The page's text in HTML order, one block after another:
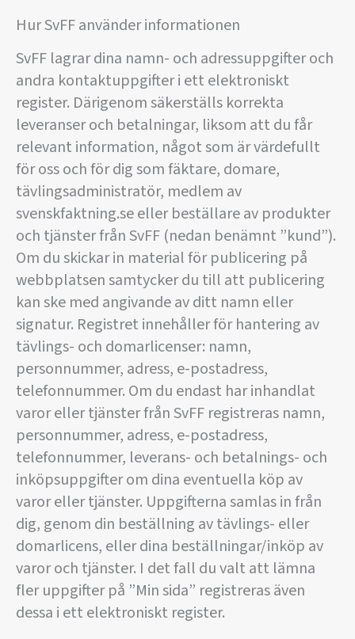
Hur SvFF använder informationen
SvFF lagrar dina namn- och adressuppgifter och
andra kontaktuppgifter i ett elektroniskt
register. Därigenom säkerställs korrekta
leveranser och betalningar, liksom att du får
relevant information, något som är värdefullt
för oss och för dig som fäktare, domare,
tävlingsadministratör, medlem av
svenskfaktning.se eller beställare av produkter
och tjänster från SvFF (nedan benämnt ”kund”).
Om du skickar in material för publicering på
webbplatsen samtycker du till att publicering
kan ske med angivande av ditt namn eller
signatur. Registret innehåller för hantering av
tävlings- och domarlicenser: namn,
personnummer, adress, e-postadress,
telefonnummer. Om du endast har inhandlat
varor eller tjänster från SvFF registreras namn,
personnummer, adress, e-postadress,
telefonnummer, leverans- och betalnings- och
inköpsuppgifter om dina eventuella köp av
varor eller tjänster. Uppgifterna samlas in från
dig, genom din beställning av tävlings- eller
domarlicens, eller dina beställningar/inköp av
varor och tjänster. I det fall du valt att lämna
fler uppgifter på ”Min sida” registreras även
dessa i ett elektroniskt register.